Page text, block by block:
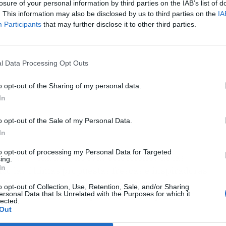
of your personal information by third parties on the IAB’s list of
This information may also be disclosed by us to third parties on the
Participants that may further disclose it to other third parties.
Data Processing Opt Outs
opt-out of the Sharing of my personal data.
opt-out of the Sale of my Personal Data.
opt-out of processing my Personal Data for Targeted
opt-out of Collection, Use, Retention, Sale, and/or Sharing
Data that Is Unrelated with the Purposes for which it
dar vida a las nuevas colecciones de las
las últimas propuestas frescas e inspiradoras
de reconocidos crooners que
Standards, aportando un toque